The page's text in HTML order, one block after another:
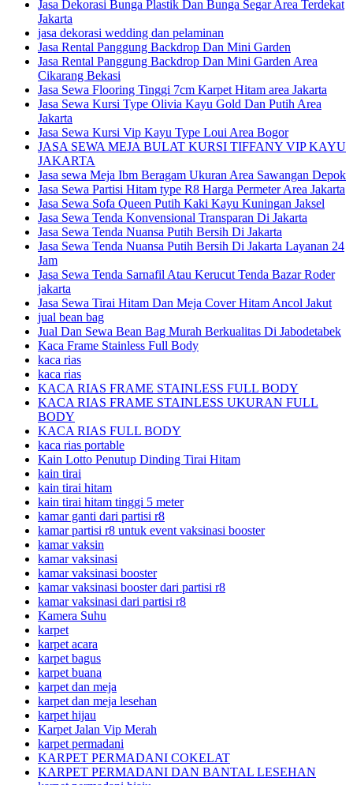
Jasa Dekorasi Bunga Plastik Dan Bunga Segar Area Terdekat
Jakarta
jasa dekorasi wedding dan pelaminan
Jasa Rental Panggung Backdrop Dan Mini Garden
Jasa Rental Panggung Backdrop Dan Mini Garden Area
Cikarang Bekasi
Jasa Sewa Flooring Tinggi 7cm Karpet Hitam area Jakarta
Jasa Sewa Kursi Type Olivia Kayu Gold Dan Putih Area
Jakarta
Jasa Sewa Kursi Vip Kayu Type Loui Area Bogor
JASA SEWA MEJA BULAT KURSI TIFFANY VIP KAYU
JAKARTA
Jasa sewa Meja Ibm Beragam Ukuran Area Sawangan Depok
Jasa Sewa Partisi Hitam type R8 Harga Permeter Area Jakarta
Jasa Sewa Sofa Queen Putih Kaki Kayu Kuningan Jaksel
Jasa Sewa Tenda Konvensional Transparan Di Jakarta
Jasa Sewa Tenda Nuansa Putih Bersih Di Jakarta
Jasa Sewa Tenda Nuansa Putih Bersih Di Jakarta Layanan 24
Jam
Jasa Sewa Tenda Sarnafil Atau Kerucut Tenda Bazar Roder
jakarta
Jasa Sewa Tirai Hitam Dan Meja Cover Hitam Ancol Jakut
jual bean bag
Jual Dan Sewa Bean Bag Murah Berkualitas Di Jabodetabek
Kaca Frame Stainless Full Body
kaca rias
kaca rias
KACA RIAS FRAME STAINLESS FULL BODY
KACA RIAS FRAME STAINLESS UKURAN FULL
BODY
KACA RIAS FULL BODY
kaca rias portable
Kain Lotto Penutup Dinding Tirai Hitam
kain tirai
kain tirai hitam
kain tirai hitam tinggi 5 meter
kamar ganti dari partisi r8
kamar partisi r8 untuk event vaksinasi booster
kamar vaksin
kamar vaksinasi
kamar vaksinasi booster
kamar vaksinasi booster dari partisi r8
kamar vaksinasi dari partisi r8
Kamera Suhu
karpet
karpet acara
karpet bagus
karpet buana
karpet dan meja
karpet dan meja lesehan
karpet hijau
Karpet Jalan Vip Merah
karpet permadani
KARPET PERMADANI COKELAT
KARPET PERMADANI DAN BANTAL LESEHAN